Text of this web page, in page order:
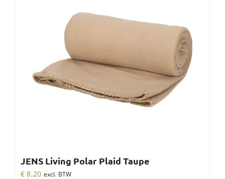
JENS Living Polar Plaid Taupe
€ 8,20 excl. BTW